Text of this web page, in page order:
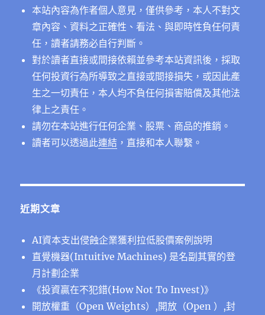
本站內容為作者個人意見，僅供參考，本人不對文
章內容、資料之正確性、看法、與即時性負任何責
任，讀者請務必自行判斷。
對於讀者直接或間接依賴並參考本站資訊後，採取
任何投資行為所導致之直接或間接損失，或因此產
生之一切責任，本人均不負任何損害賠償及其他法
律上之責任。
請勿在本站進行任何企業、股票、商品的推銷。
讀者可以透過此連結 ，直接和本人聯繫。
近期文章
AI資本支出侵蝕企業獲利拉低股價案例說明
直覺機器(Intuitive Machines) 是名副其實的登
月計劃企業
《投資贏在不犯錯(How Not To Invest)》
開放權重（Open Weights）,開放（Open ）,封